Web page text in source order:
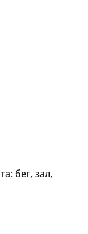
бег, зал,